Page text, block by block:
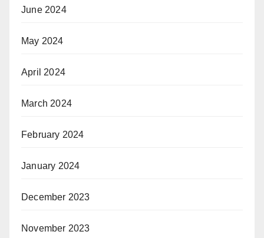
June 2024
May 2024
April 2024
March 2024
February 2024
January 2024
December 2023
November 2023